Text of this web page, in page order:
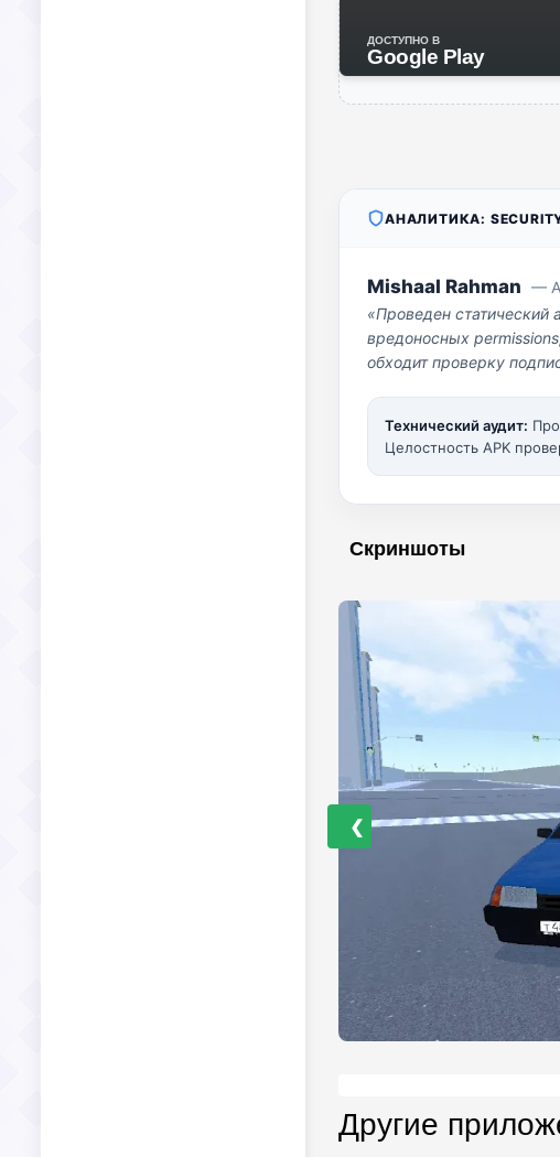
ДОСТУПНО В
Google Play
АНАЛИТИКА: SECURITY
Mishaal Rahman —
«Проведен статический
вредоносных
обходит проверку
Технический аудит:
Целостность APK
Скриншоты
❮
Другие